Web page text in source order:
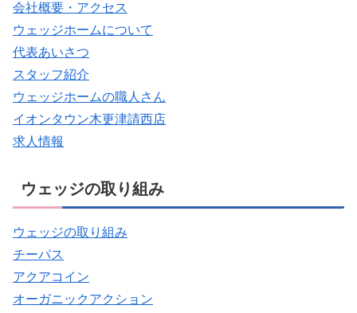
会社概要・アクセス
ウェッジホームについて
代表あいさつ
スタッフ紹介
ウェッジホームの職人さん
イオンタウン木更津請西店
求人情報
ウェッジの取り組み
ウェッジの取り組み
チーパス
アクアコイン
オーガニックアクション